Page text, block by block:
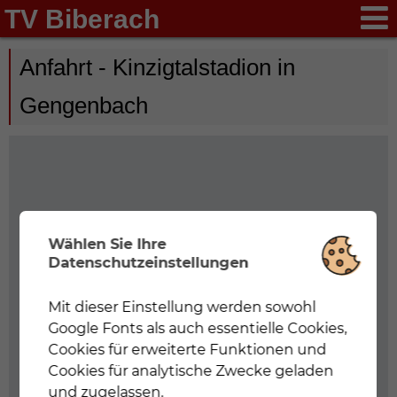
TV Biberach
Anfahrt - Kinzigtalstadion in
Gengenbach
Hoppla! Ein Fehler ist
aufgetreten.
Google Maps wurde auf dieser Seite nicht richtig geladen.
Wählen Sie Ihre
Datenschutzeinstellungen
Notwendig Mit dieser Einstellung werden nur
Cookies und Google Fonts geladen, die für eine
korrekte Darstellung der Webseite zwingend
notwendig sind.
Mit dieser Einstellung werden sowohl
Google Fonts als auch essentielle Cookies,
Cookies für erweiterte Funktionen und
Cookies für analytische Zwecke geladen
und zugelassen.